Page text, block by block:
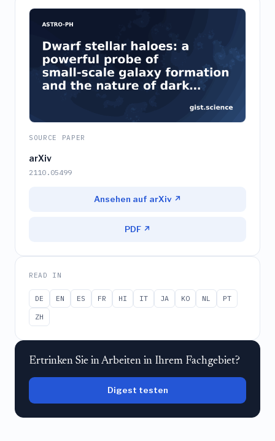
SOURCE PAPER
arXiv
2110.05499
Ansehen auf arXiv ↗
PDF ↗
READ IN
DE EN ES FR HI IT JA KO NL
PT
ZH
Ertrinken Sie in Arbeiten in Ihrem Fachgebiet?
Digest testen